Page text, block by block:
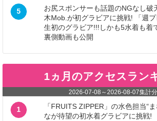
5
お尻スポンサーも話題のNGなし破
木Mob.が初グラビアに挑戦! 「週
生初のグラビア!!!しかも5水着も着
裏側動画も公開
1ヵ月のアクセスラン
2026-07-08 ～2026-08-07集計分
1
「FRUITS ZIPPER」の水色担当“
なが待望の初水着グラビアに挑戦!